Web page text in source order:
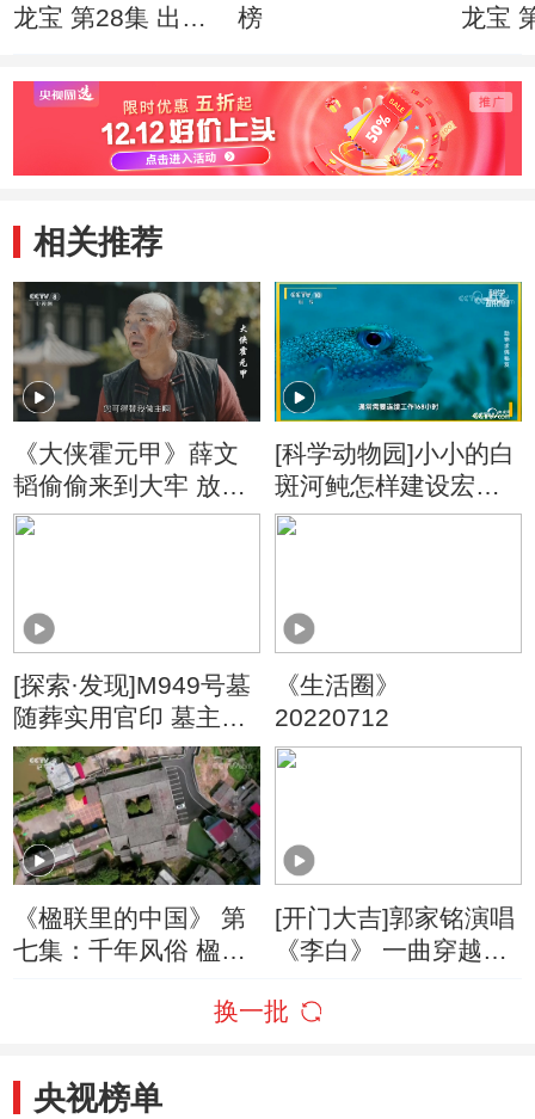
龙宝 第28集 出师
榜
龙宝
相关推荐
《大侠霍元甲》薛文
韬偷偷来到大牢 放走
胡六
[科学动物园]小小的白
斑河鲀怎样建设宏大
的海底婚房？
[探索·发现]M949号墓
随葬实用官印 墓主人
身份成谜
《生活圈》
20220712
《楹联里的中国》 第
七集：千年风俗 楹联
[开门大吉]郭家铭演唱
《李白》 一曲穿越回
换一批
央视榜单